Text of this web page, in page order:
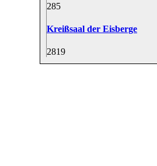
285
Kreißsaal der Eisberge
2819